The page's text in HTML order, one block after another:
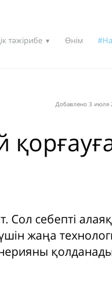
тәжірибе ▼ Өнім
Добавлено 3 июля
Сол себепті
жаңа